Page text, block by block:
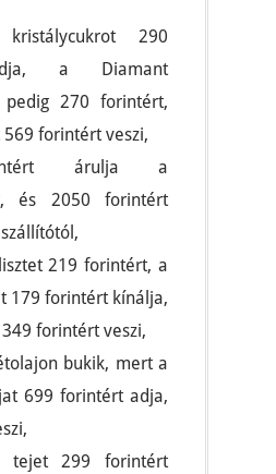
290
a Diamant
pedig 270 forintért,
forintért veszi,
árulja a
és 2050 forintért
219 forintért, a
179 forintért kínálja,
forintért veszi,
bukik, mert a
699 forintért adja,
tejet 299 forintért